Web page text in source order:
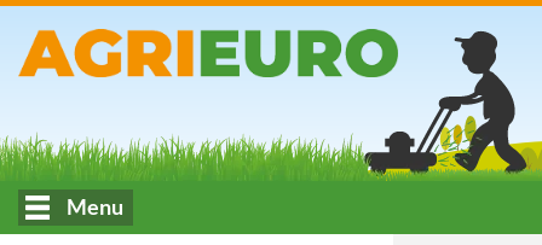
Menu